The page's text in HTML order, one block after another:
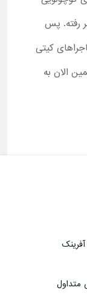
رفته. پس
کیتی
الان به